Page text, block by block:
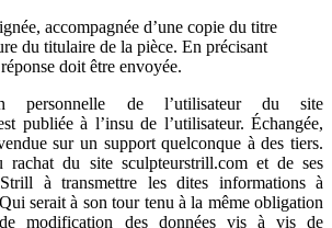
accompagnée d’une copie du titre
du titulaire de la pièce. En précisant
doit être envoyée.
personnelle de l’utilisateur du site
publiée à l’insu de l’utilisateur. Échangée,
sur un support quelconque à des tiers.
rachat du site sculpteurstrill.com et de ses
à transmettre les dites informations à
serait à son tour tenu à la même obligation
modification des données vis à vis de